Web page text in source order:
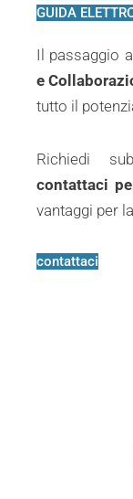
GUIDA
Il passaggio
e
tutto il
Richiedi
contattaci
vantaggi per
contattaci